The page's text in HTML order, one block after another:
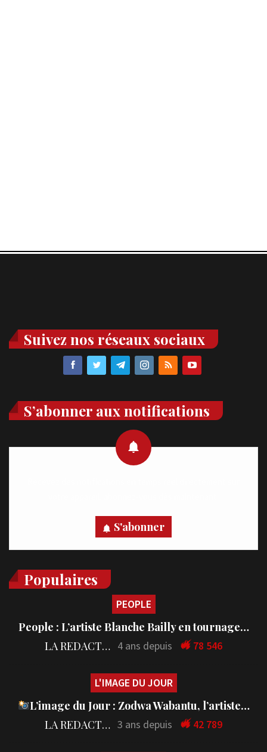
Suivez nos réseaux sociaux
S’abonner aux notifications
S'abonner
Populaires
PEOPLE
People : L’artiste Blanche Bailly en tournage…
LA REDACTION 4 ans depuis 78 546
L'IMAGE DU JOUR
L’image du Jour : Zodwa Wabantu, l’artiste…
LA REDACTION 3 ans depuis 42 789